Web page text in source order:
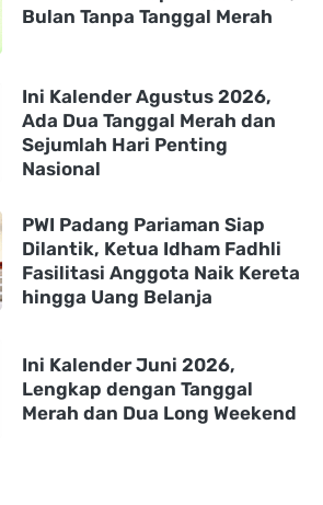
Bulan Tanpa Tanggal Merah
Ini Kalender Agustus 2026,
Ada Dua Tanggal Merah dan
Sejumlah Hari Penting
Nasional
PWI Padang Pariaman Siap
Dilantik, Ketua Idham Fadhli
Fasilitasi Anggota Naik Kereta
hingga Uang Belanja
Ini Kalender Juni 2026,
Lengkap dengan Tanggal
Merah dan Dua Long Weekend